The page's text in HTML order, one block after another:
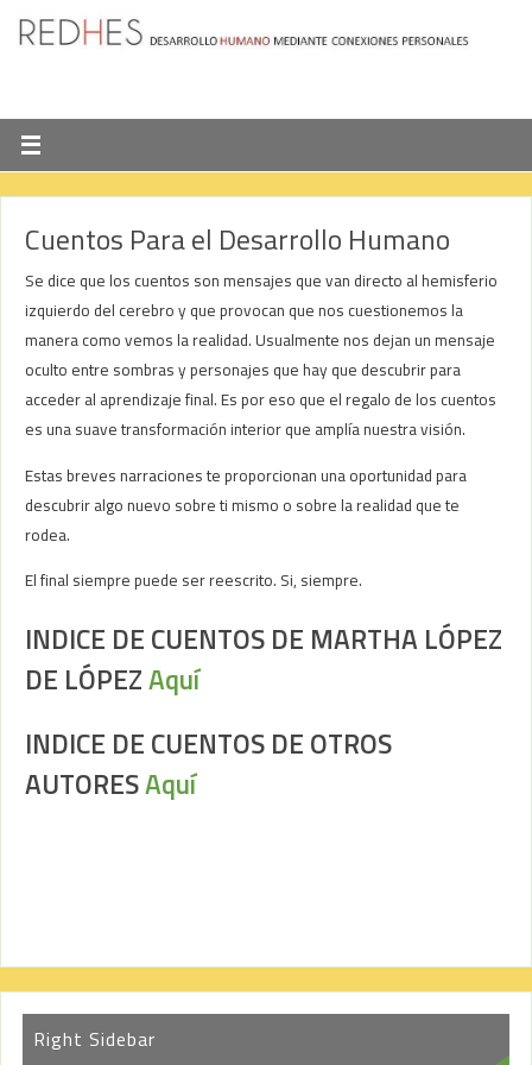
Cuentos Para el Desarrollo Humano
Se dice que los cuentos son mensajes que van directo al hemisferio
izquierdo del cerebro y que provocan que nos cuestionemos la
manera como vemos la realidad. Usualmente nos dejan un mensaje
oculto entre sombras y personajes que hay que descubrir para
acceder al aprendizaje final. Es por eso que el regalo de los cuentos
es una suave transformación interior que amplía nuestra visión.
Estas breves narraciones te proporcionan una oportunidad para
descubrir algo nuevo sobre ti mismo o sobre la realidad que te
rodea.
El final siempre puede ser reescrito. Si, siempre.
INDICE DE CUENTOS DE MARTHA LÓPEZ
DE LÓPEZAquí
INDICE DE CUENTOS DE OTROS
AUTORESAquí
Right Sidebar